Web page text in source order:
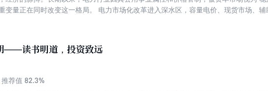
变量正在同时改变这一格局。 电力市场化改革进入深水区，容量电价、现货市场、辅
——读书明道，投资致远
推荐值 82.3%